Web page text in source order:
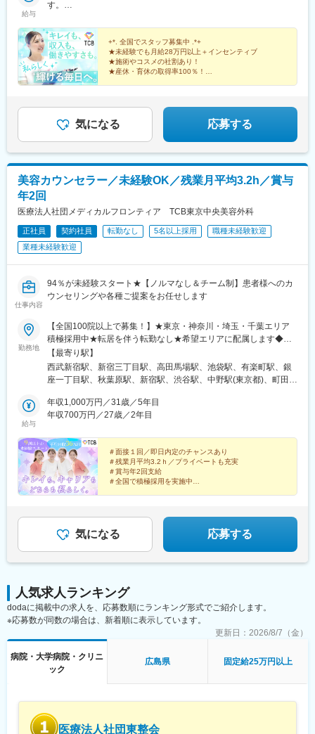
(南海線)、大阪駅、天王寺駅、西大橋駅、五条駅(京都市営)、京都
駅、はりまや橋駅、旦過駅、高見橋駅、熊本城・市役所前駅、長
崎駅(長崎県)、美栄橋駅
院、水戸院、つくば院、宇都宮院、高崎院、前橋院など【中部】
名古屋栄院、岐阜院、静岡院、浜松院、三島院、新潟院、金沢
院、福井院、富山院、長野院、松本院、山梨甲府駅前院など【近
畿】大阪駅前院、天王寺院、京都駅前院、奈良院、姫路院、神戸
院、和歌山院、四日市院など【中四国】広島院、福山院、松山
院、高松院、高知院、徳島院、松江院、周南徳山駅ビル院【九
院、鹿児島院、那覇院など※受動喫煙対策あり
給与
す。
す。
+*. 全国でスタッフ募集中 .*+
★未経験でも月給28万円以上＋インセンティブ
★施術やコスメの社割あり！
★産休・育休の取得率100％！
気になる 応募する
美容カウンセラー／未経験OK／残業月平均3.2h／賞与
年2回
医療法人社団メディカルフロンティア TCB東京中央美容外科
正社員 契約社員 転勤なし 5名以上採用
職種未経験歓迎
業種未経験歓迎
仕事内容
94％が未経験スタート★【ノルマなし＆チーム制】患者様へのカ
ウンセリングや各種ご提案をお任せします
勤務地
【全国100院以上で募集！】★東京・神奈川・埼玉・千葉エリア
積極採用中★転居を伴う転勤なし★希望エリアに配属します◆ク
リニック一覧＜全国100院以上展開＞【北海道・東北】旭川駅前
院、青森院、盛岡院、秋田院、山形院、仙台駅前院、福島院、郡
山院 など【関東】新宿東口院、池袋駅前院、品川院、秋葉原
横浜院、大宮東口院、水戸院、つくば院、宇都宮院、高崎院、前
橋院 など【中部】名古屋駅前院 、名古屋栄院、金山院、岐阜
院、長野院、松本院、山梨甲府駅前院 など【近畿】梅田大阪駅
前院、大阪阪急梅田駅前院、枚方院、天王寺院、堺院、なんば
院、心斎橋院、京都駅前院、奈良院、和歌山院、四日市院 など
【中四国】広島院、福山院、松山院、高松院、高知院、徳島院、
松江院、周南徳山駅ビル院 など【九州・沖縄】小倉院、佐賀
煙対策】屋内原則禁煙
【最寄り駅】
西武新宿駅、新宿三丁目駅、高田馬場駅、池袋駅、有楽町駅、銀
座一丁目駅、秋葉原駅、新宿駅、渋谷駅、中野駅(東京都)、町田
浜駅、横浜駅、川崎駅、藤沢駅、本厚木駅、大宮駅(埼玉県)、川口
駅、川越駅、南越谷駅、宇都宮駅、水戸駅、つくば駅、千葉駅、
駅、さっぽろ駅、あおば通駅、福島駅(福島県)、郡山駅(福島県)、
青森駅、盛岡駅、山形駅、秋田駅、矢場町駅、近鉄名古屋駅、金
山駅(愛知県)、豊田市駅、駅前大通駅、名鉄岐阜駅、静岡駅、新浜
松駅、三島広小路駅、長野駅、松本駅、北鉄金沢駅、新潟駅、近
鉄四日市駅、電鉄富山駅、福井駅、甲府駅、東梅田駅、大阪難波
前駅、西梅田駅、心斎橋駅、京都駅、烏丸駅、三ノ宮駅、姫路
駅、近鉄奈良駅、和歌山駅、草津駅(滋賀県)、徳山駅、立町駅、福
院下駅、東池袋駅、日比谷駅、銀座駅、岩本町駅、立川駅、京王
八王子駅、高輪台駅、奥沢駅、神奈川駅、平沼橋駅、京急川崎
駅、石上駅、新越谷駅、宇都宮駅東口駅、新千葉駅、栄町駅(千葉
県)、船橋駅、札幌駅、仙台駅(地下鉄)、曽根田駅、栄駅(愛知県)、
浜松駅、三島田町駅、市役所前駅(長野県)、金沢駅、あすなろう四
日市駅、電鉄富山駅・エスタ前駅、福井駅(福井県)、大阪梅田駅
(阪神線)、なんば駅(地下鉄)、高槻駅、梅田駅(地下鉄)、宮之阪
島県)、高松築港駅、高知橋駅、眉山ロープウェイ山麓駅、天神
給与
年収1,000万円／31歳／5年目
年収700万円／27歳／2年目
＃面接１回／即日内定のチャンスあり
＃残業月平均3.2ｈ／プライベートも充実
＃賞与年2回支給
＃全国で積極採用を実施中
スよく実現できます！
気になる 応募する
人気求人ランキング
dodaに掲載中の求人を、応募数順にランキング形式でご紹介します。
※応募数が同数の場合は、新着順に表示しています。
更新日： 2026/8/7（金）
病院・大学病院・クリニ
ック
広島県 固定給25万円以上
医療法人社団東整会